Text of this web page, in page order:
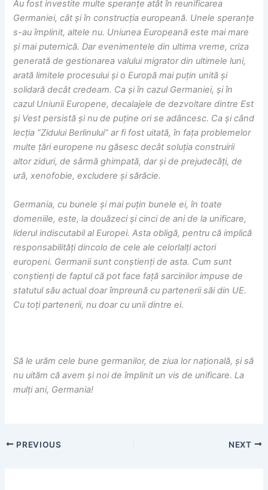
Au fost investite multe speranțe atât în reunificarea
Germaniei, cât și în construcția europeană. Unele speranțe
s-au împlinit, altele nu. Uniunea Europeană este mai mare
și mai puternică. Dar evenimentele din ultima vreme, criza
generată de gestionarea valului migrator din ultimele luni,
arată limitele procesului și o Europă mai puțin unită și
solidară decât credeam. Ca și în cazul Germaniei, și în
cazul Uniunii Europene, decalajele de dezvoltare dintre Est
și Vest persistă și nu de puține ori se adâncesc. Ca și când
lecția ”Zidului Berlinului” ar fi fost uitată, în fața problemelor
multe țări europene nu găsesc decât soluția construirii
altor ziduri, de sârmă ghimpată, dar și de prejudecăți, de
ură, xenofobie, excludere și sărăcie.
Germania, cu bunele și mai puțin bunele ei, în toate
domeniile, este, la douăzeci și cinci de ani de la unificare,
liderul indiscutabil al Europei. Asta obligă, pentru că implică
responsabilități dincolo de cele ale celorlalți actori
europeni. Germanii sunt conștienți de asta. Cum sunt
conștienți de faptul că pot face față sarcinilor impuse de
statutul său actual doar împreună cu partenerii săi din UE.
Cu toți partenerii, nu doar cu unii dintre ei.
Să le urăm cele bune germanilor, de ziua lor națională, și să
nu uităm că avem și noi de împlinit un vis de unificare. La
mulți ani, Germania!
PREVIOUS NEXT